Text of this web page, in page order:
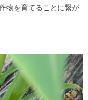
物を育てることに繋が